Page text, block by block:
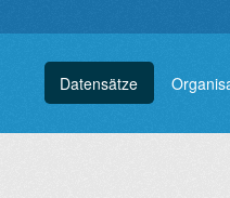
Datensätze